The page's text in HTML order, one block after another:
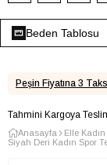
Beden Tablosu
Peşin Fiyatına 3
Tahmini Kargoya
Anasayfa Elle
Siyah Deri Kadın Spor